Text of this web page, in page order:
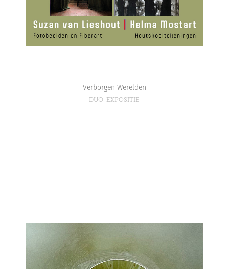
Verborgen Werelden
DUO-EXPOSITIE